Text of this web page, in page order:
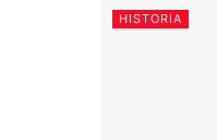
HISTORIA